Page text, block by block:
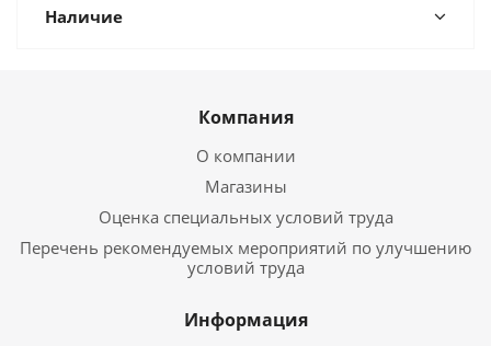
Наличие
Компания
О компании
Магазины
Оценка специальных условий труда
Перечень рекомендуемых мероприятий по улучшению
условий труда
Информация